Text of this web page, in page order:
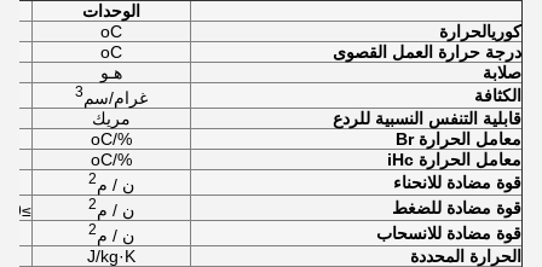
الوحدات
كوريالحرارة
oC
درجة حرارة العمل القصوى
oC
صلابة
هـو
الكثافة
غرام/سم 3
قابلية التنفس النسبية للردع
مريك
معامل الحرارة Br
%/oC
معامل الحرارة iHc
%/oC
قوة مضادة للانحناء
ن / م2
قوة مضادة للضغط ن / م2
≥6.9×10
قوة مضادة للانسحاب
ن / م2
الحرارة المحددة
J/kg·K